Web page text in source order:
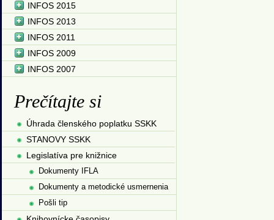
INFOS 2015
INFOS 2013
INFOS 2011
INFOS 2009
INFOS 2007
Prečítajte si
Úhrada členského poplatku SSKK
STANOVY SSKK
Legislatíva pre knižnice
Dokumenty IFLA
Dokumenty a metodické usmernenia
Pošli tip